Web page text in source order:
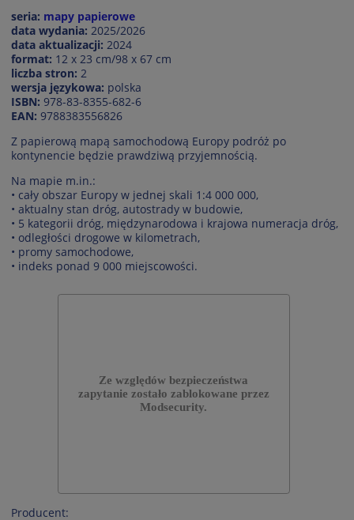
seria: mapy papierowe
data wydania: 2025/2026
data aktualizacji: 2024
format: 12 x 23 cm/98 x 67 cm
liczba stron: 2
wersja językowa: polska
ISBN: 978-83-8355-682-6
EAN: 9788383556826
Z papierową mapą samochodową Europy podróż po
kontynencie będzie prawdziwą przyjemnością.
Na mapie m.in.:
• cały obszar Europy w jednej skali 1:4 000 000,
• aktualny stan dróg, autostrady w budowie,
• 5 kategorii dróg, międzynarodowa i krajowa numeracja dróg,
• odległości drogowe w kilometrach,
• promy samochodowe,
• indeks ponad 9 000 miejscowości.
Producent: